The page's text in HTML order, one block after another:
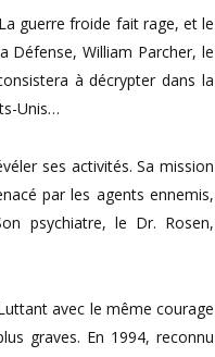
guerre froide fait rage, et le
Défense, William Parcher, le
à décrypter dans la
Unis…
ses activités. Sa mission
par les agents ennemis,
psychiatre, le Dr. Rosen,
avec le même courage
graves. En 1994, reconnu